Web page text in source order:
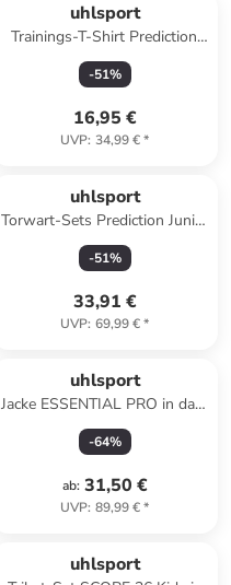
uhlsport
Trainings-T-Shirt Prediction
Kids in rot
-51%
16,95 €
UVP: 34,99 €*
uhlsport
Torwart-Sets Prediction Junior
Kids in fluo gelb/schwarz
-51%
33,91 €
UVP: 69,99 €*
uhlsport
Jacke ESSENTIAL PRO in dark
grau melange
-64%
ab: 31,50 €
UVP: 89,99 €*
uhlsport